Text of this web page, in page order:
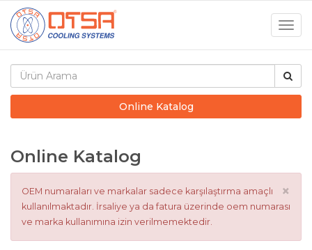
Online Katalog
Online Katalog
×
OEM numaraları ve markalar sadece karşılaştırma amaçlı
kullanılmaktadır. İrsaliye ya da fatura üzerinde oem numarası
ve marka kullanımına izin verilmemektedir.